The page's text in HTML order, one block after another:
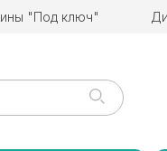
"Под ключ"